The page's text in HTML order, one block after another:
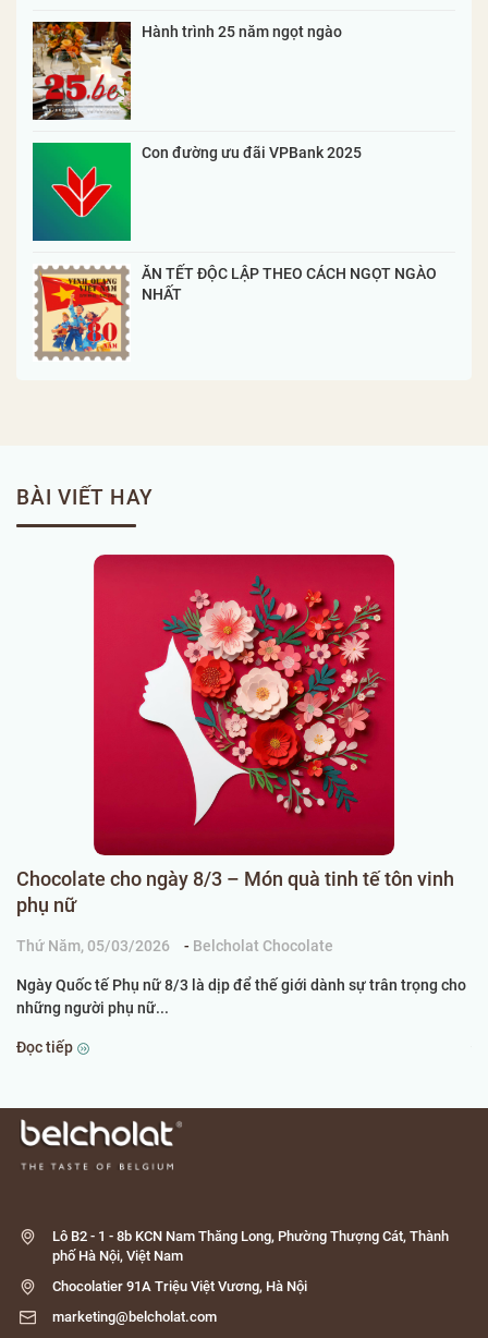
Hành trình 25 năm ngọt ngào
Con đường ưu đãi VPBank 2025
ĂN TẾT ĐỘC LẬP THEO CÁCH NGỌT NGÀO
NHẤT
BÀI VIẾT HAY
Chocolate cho ngày 8/3 – Món quà tinh tế tôn vinh
phụ nữ
Thứ Năm, 05/03/2026 - Belcholat Chocolate
Ngày Quốc tế Phụ nữ 8/3 là dịp để thế giới dành sự trân trọng cho
những người phụ nữ...
Đọc tiếp
Lô B2 - 1 - 8b KCN Nam Thăng Long, Phường Thượng Cát, Thành
phố Hà Nội, Việt Nam
Chocolatier 91A Triệu Việt Vương, Hà Nội
marketing@belcholat.com